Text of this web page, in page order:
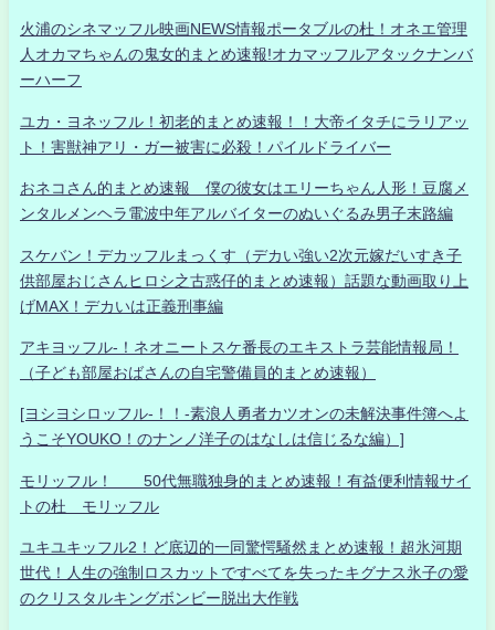
火浦のシネマッフル映画NEWS情報ポータブルの杜！オネエ管理
人オカマちゃんの鬼女的まとめ速報!オカマッフルアタックナンバ
ーハーフ
ユカ・ヨネッフル！初老的まとめ速報！！大帝イタチにラリアッ
ト！害獣神アリ・ガー被害に必殺！パイルドライバー
おネコさん的まとめ速報 僕の彼女はエリーちゃん人形！豆腐メ
ンタルメンヘラ電波中年アルバイターのぬいぐるみ男子末路編
スケバン！デカッフルまっくす（デカい強い2次元嫁だいすき子
供部屋おじさんヒロシ之古惑仔的まとめ速報）話題な動画取り上
げMAX！デカいは正義刑事編
アキヨッフル-！ネオニートスケ番長のエキストラ芸能情報局！
（子ども部屋おばさんの自宅警備員的まとめ速報）
[ヨシヨシロッフル-！！-素浪人勇者カツオンの未解決事件簿へよ
うこそYOUKO！のナンノ洋子のはなしは信じるな編）]
モリッフル！ 50代無職独身的まとめ速報！有益便利情報サイ
トの杜 モリッフル
ユキユキッフル2！ど底辺的一同驚愕騒然まとめ速報！超氷河期
世代！人生の強制ロスカットですべてを失ったキグナス氷子の愛
のクリスタルキングボンビー脱出大作戦